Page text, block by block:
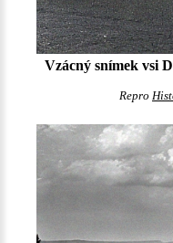
Vzácný snímek vsi
Repro